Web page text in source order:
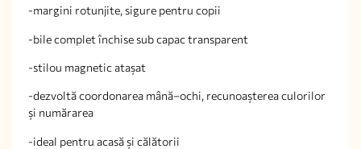
-margini rotunjite, sigure pentru copii
-bile complet închise sub capac transparent
-stilou magnetic atașat
-dezvoltă coordonarea mână–ochi, recunoașterea culorilor
și numărarea
-ideal pentru acasă și călătorii